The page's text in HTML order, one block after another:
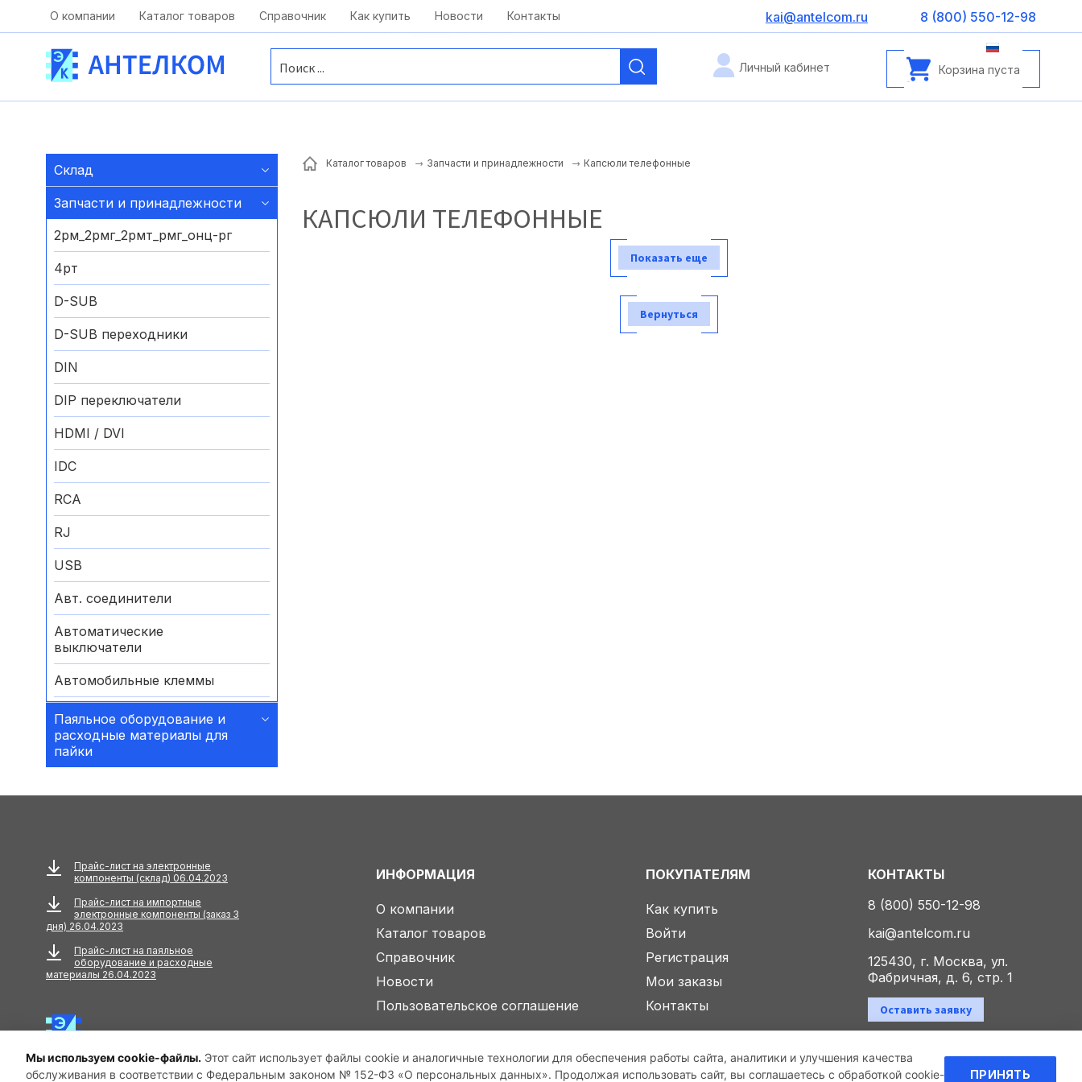
kai@antelcom.ru
Москва, ул. Московская, д.1 офис 1 c 08:00 до 20:00
О компании Каталог товаров Справочник Как купить Новости Контакты 8 (800) 550-12-98
kai@antelcom.ru
Корзина пуста
Личный кабинет
Мы используем cookie-файлы. Этот сайт использует файлы cookie и аналогичные технологии для обеспечения работы сайта, аналитики и улучшения качества
обслуживания в соответствии с Федеральным законом № 152-ФЗ «О персональных данных». Продолжая использовать сайт, вы соглашаетесь с обработкой cookie-
ПРИНЯТЬ
Склад
Запчасти и принадлежности
2рм_2рмг_2рмт_рмг_онц-рг
4рт
D-SUB
D-SUB переходники
DIN
DIP переключатели
HDMI / DVI
IDC
RCA
RJ
USB
Авт. соединители
Автоматические
выключатели
Автомобильные клеммы
Аккумуляторные батареи
Аксессуары
КОМПОНЕНТЫ
Амортизаторы
Анкера
АНТЕННЫ
Антенны GPS
Антенны WiFi
Антенны ТВ
Паяльное оборудование и
расходные материалы для
пайки
Каталог товаров Запчасти и принадлежности Капсюли телефонные
КАПСЮЛИ ТЕЛЕФОННЫЕ
Показать еще
Вернуться
Прайс-лист на электронные
компоненты (склад) 06.04.2023
Прайс-лист на импортные
электронные компоненты (заказ 3
дня) 26.04.2023
Прайс-лист на паяльное
оборудование и расходные
материалы 26.04.2023
ИНФОРМАЦИЯ
О компании
Каталог товаров
Справочник
Новости
Пользовательское соглашение
ПОКУПАТЕЛЯМ
Как купить
Войти
Регистрация
Мои заказы
Контакты
КОНТАКТЫ
8 (800) 550-12-98
kai@antelcom.ru
125430, г. Москва, ул.
Фабричная, д. 6, стр. 1
Оставить заявку
Политика конфиденциальности